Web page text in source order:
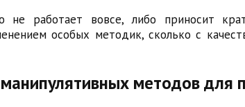
не работает вовсе, либо приносит
особых методик, сколько с
методов для